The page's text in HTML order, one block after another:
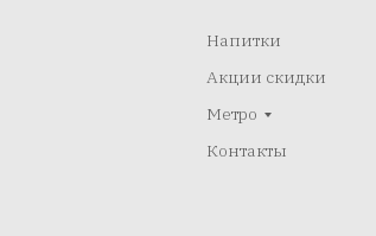
Напитки
Акции скидки
Метро
Контакты